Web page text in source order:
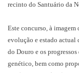
recinto do Santuário da
Este concurso, à
evolução e estado
do Douro e os
genético, bem como